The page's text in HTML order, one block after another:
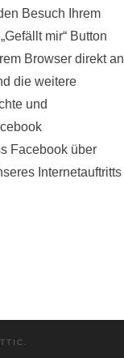
Besuch Ihrem
mir“ Button
Browser direkt an
die weitere
und
Facebook über
Internetauftritts
.